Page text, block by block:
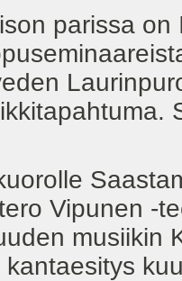
parissa
Vipunen -
musiikin